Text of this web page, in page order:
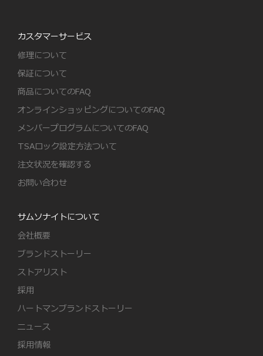
カスタマーサービス
修理について
保証について
商品についてのFAQ
オンラインショッピングについてのFAQ
メンバープログラムについてのFAQ
TSAロック設定方法ついて
注文状況を確認する
お問い合わせ
サムソナイトについて
会社概要
ブランドストーリー
ストアリスト
採用
ハートマンブランドストーリー
ニュース
採用情報